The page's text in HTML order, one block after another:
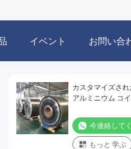
イベント お問い合
カスタマイズさ
アルミニウム コ
今連絡して
もっと 学ぶ